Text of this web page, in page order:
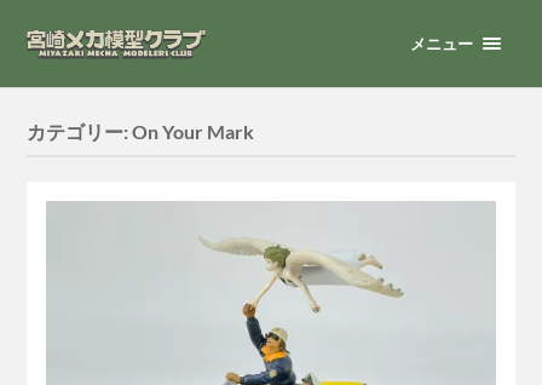
メニュー
カテゴリー:On Your Mark